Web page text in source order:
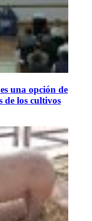
una opción de
de los cultivos